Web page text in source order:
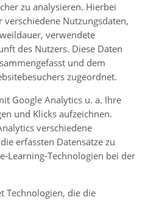
zu analysieren. Hierbei
Nutzungsdaten,
verwendete
des Nutzers. Diese Daten
und dem
zugeordnet.
Google Analytics u. a. Ihre
und Klicks aufzeichnen.
verschiedene
erfassten Datensätze zu
Learning-Technologien bei der
Technologien, die die